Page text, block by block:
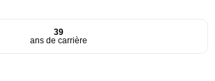
39
ans de carrière